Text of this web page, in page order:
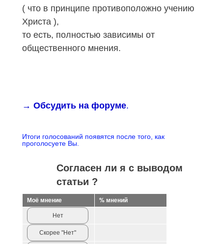
( что в принципе противоположно учению
Христа ),
то есть, полностью зависимы от
общественного мнения.
→ Обсудить на форуме.
Итоги голосований появятся после того, как
проголосуете Вы.
Согласен ли я с выводом
статьи ?
Моё мнение % мнений
Нет
Скорее "Нет"